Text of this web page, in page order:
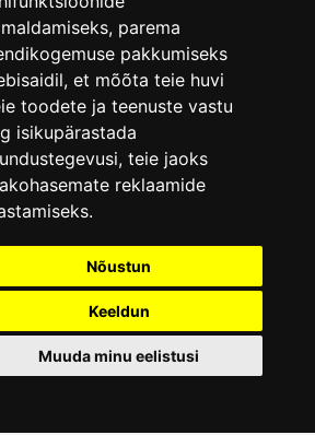
, parema
pakkumiseks
, et mõõta teie huvi
toodete ja teenuste vastu
isikupärastada
, teie jaoks
reklaamide
.
Nõustun
Keeldun
Muuda minu eelistusi
9–17:(+372) 610 4178